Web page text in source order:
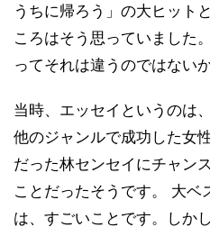
うちに帰ろう」の大ヒット
ころはそう思っていました
ってそれは違うのではない
当時、エッセイというのは
他のジャンルで成功した女
だった林センセイにチャン
ことだったそうです。 大ベ
は、すごいことです。しか